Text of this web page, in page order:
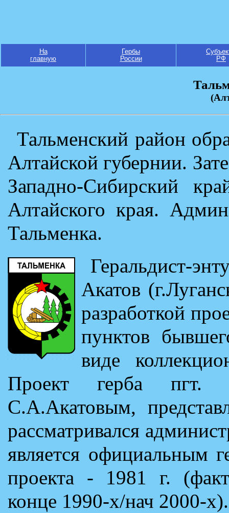
На
главную
Гербы
России
РФ
Тальменский район
Алтайской губернии.
Западно-Сибирский
Алтайского края.
Тальменка.
Геральдист-
Акатов
разработкой
пунктов
виде
Проект герба пгт.
С.А.Акатовым,
рассматривался
является официальным
проекта - 1981 г.
конце 1990-х/нач 2000-х).